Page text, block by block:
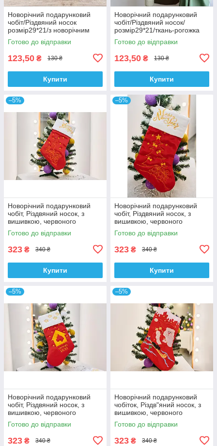
Новорічний подарунковий
чобіт/Різдвяний носок
розмір29*21/з новорічним
принтом/ голубого кольору
Готово до відправки
123,50 ₴ 130 ₴
Купити
Новорічний подарунковий
чобіт/Різдвяний носок/
розмір29*21/ткань-рогожка
100% бавовна/білого
кольору/Свинки
Готово до відправки
123,50 ₴ 130 ₴
Купити
–5%
Новорічний подарунковий
чобіт, Різдвяний носок, з
вишивкою, червоного
кольору,вишивка -"Свічка" .
Готово до відправки
323 ₴ 340 ₴
Купити
–5%
Новорічний подарунковий
чобіт, Різдвяний носок, з
вишивкою, червоного
кольору,вишивка -"Ялинка" .
Готово до відправки
323 ₴ 340 ₴
Купити
–5%
Новорічний подарунковий
чобіт, Різдвяний носок, з
вишивкою, червоного
кольору,вишивка -"гарний
пес" .
Готово до відправки
323 ₴ 340 ₴
–5%
Новорічний подарунковий
чобіток, Різдв"яний носок, з
вишивкою, червоного
кольору, вишивка - Санта
Готово до відправки
323 ₴ 340 ₴